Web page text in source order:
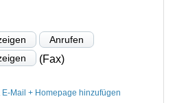
Anrufen
(Fax)
E-Mail + Homepage hinzufügen